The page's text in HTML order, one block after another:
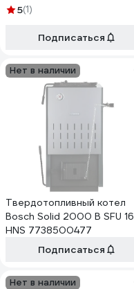
7738500103
5(1)
Подписаться
Нет в наличии
Твердотопливный котел
Bosch Solid 2000 B SFU 16
HNS 7738500477
Подписаться
Нет в наличии